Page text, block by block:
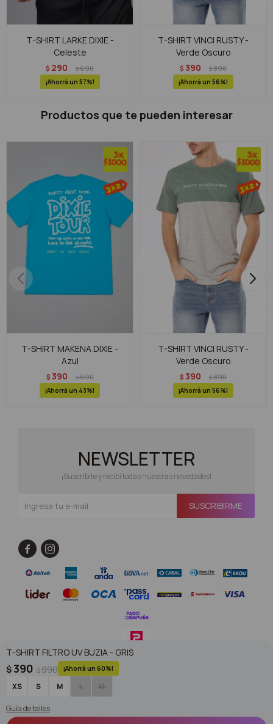
T-SHIRT FILTRO UV BUZIA - GRIS
$390 $990 60
XS S M L XL
Guía de talles
T-SHIRT LARKE DIXIE -
Celeste
$ 290 $690
57
T-SHIRT VINCI RUSTY -
Verde Oscuro
$ 390 $890
56
Productos que te pueden interesar
T-SHIRT MAKENA DIXIE -
Azul
$ 390 $690
43
T-SHIRT VINCI RUSTY -
Verde Oscuro
$ 390 $890
56
NEWSLETTER
¡Suscribite y recibí todas nuestras novedades!
SUSCRIBIRME
 
© Copyright 2026 / Superoutlet / FORTER S.A Rut 213720560017